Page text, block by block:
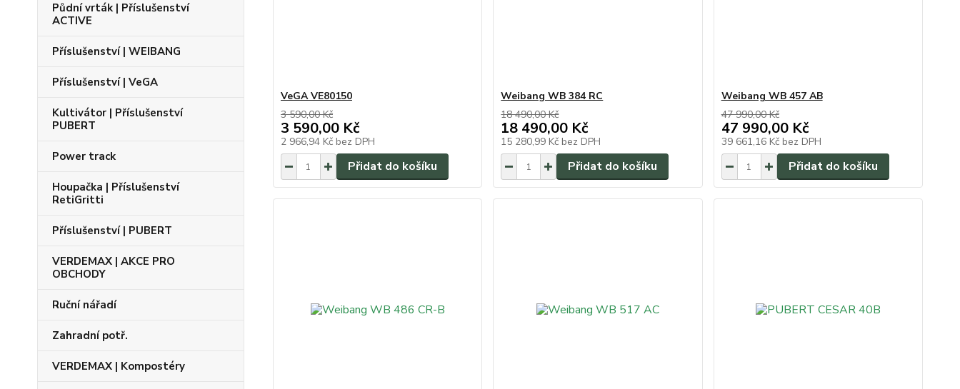
Půdní vrták | Příslušenství
ACTIVE
Příslušenství | WEIBANG
Příslušenství | VeGA
Kultivátor | Příslušenství
PUBERT
Power track
Houpačka | Příslušenství
RetiGritti
Příslušenství | PUBERT
VERDEMAX | AKCE PRO
OBCHODY
Ruční nářadí
Zahradní potř.
VERDEMAX | Kompostéry
VeGA VE80150
3 590,00 Kč
3 590,00 Kč
2 966,94 Kč bez DPH
Přidat do košíku
Weibang WB 384 RC
18 490,00 Kč
18 490,00 Kč
15 280,99 Kč bez DPH
Přidat do košíku
Weibang WB 457 AB
47 990,00 Kč
47 990,00 Kč
39 661,16 Kč bez DPH
Přidat do košíku